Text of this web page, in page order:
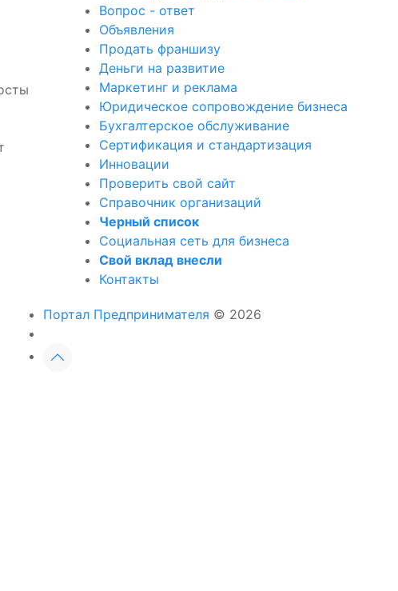
Вопрос - ответ
Объявления
Продать франшизу
Деньги на развитие
Маркетинг и реклама
Юридическое сопровождение бизнеса
Бухгалтерское обслуживание
Сертификация и стандартизация
Инновации
Проверить свой сайт
Справочник организаций
Черный список
Социальная сеть для бизнеса
Свой вклад внесли
Контакты
Портал Предпринимателя © 2026